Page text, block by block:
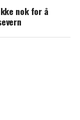
nok for å